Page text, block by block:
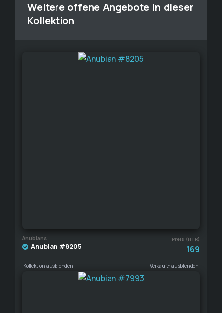
Weitere offene Angebote in dieser
Kollektion
Anubians Preis (HTR)
Anubian #8205 169
Kollektion ausblenden Verkäufer ausblenden